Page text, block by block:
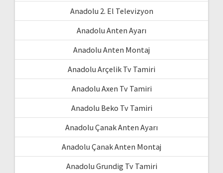
Anadolu 2. El Televizyon
Anadolu Anten Ayarı
Anadolu Anten Montaj
Anadolu Arçelik Tv Tamiri
Anadolu Axen Tv Tamiri
Anadolu Beko Tv Tamiri
Anadolu Çanak Anten Ayarı
Anadolu Çanak Anten Montaj
Anadolu Grundig Tv Tamiri